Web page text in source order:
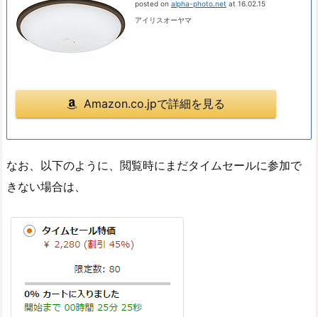
posted on alpha-photo.net at 16.02.15
アイリスオーヤマ
Amazon.co.jpで詳細を見る
なお、以下のように、閲覧時にまだタイムセールに参加で
きない場合は、